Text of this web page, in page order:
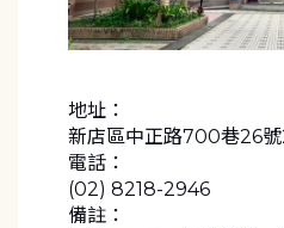
地址：
新店區中正路700巷26
電話：
(02) 8218-2946
備註：